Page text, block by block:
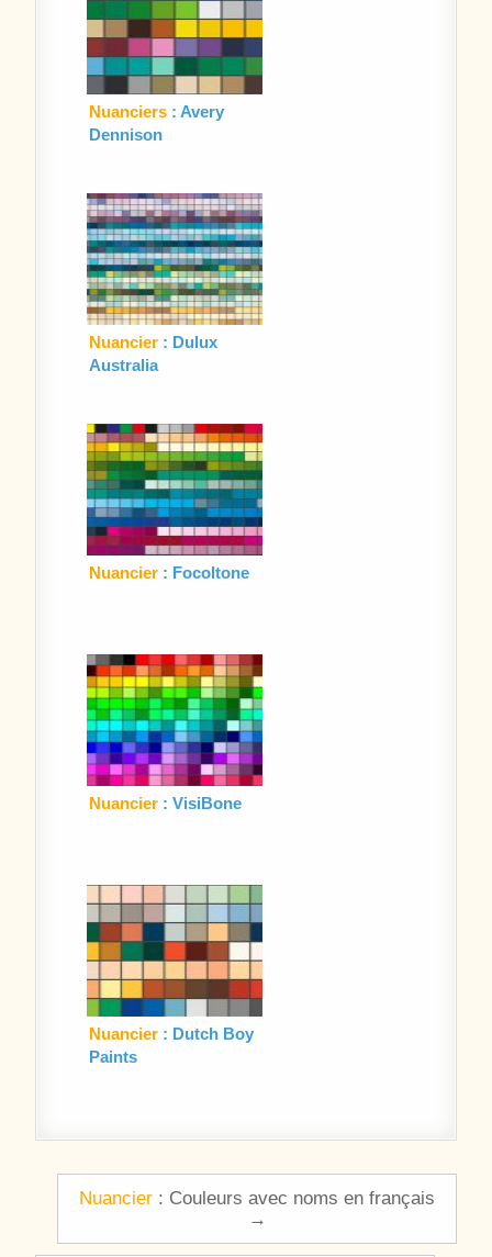
Nuanciers : Avery
Dennison
Nuancier : Dulux
Australia
Nuancier : Focoltone
Nuancier : VisiBone
Nuancier : Dutch Boy
Paints
Navigation de l’article
Nuancier : Couleurs avec noms en français
→